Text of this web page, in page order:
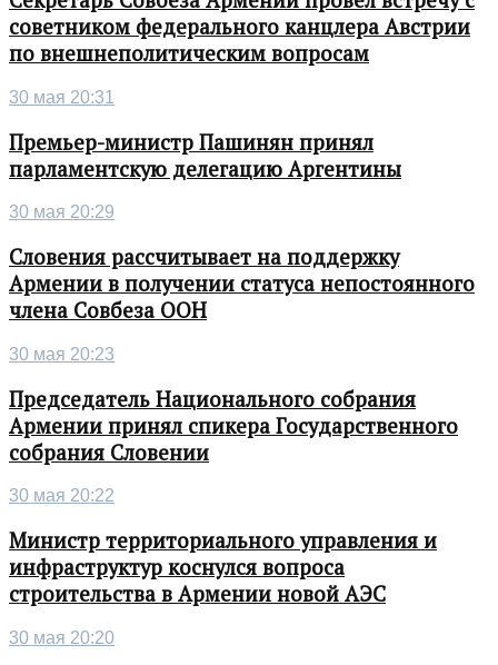
советником федерального канцлера Австрии
по внешнеполитическим вопросам
30 мая 20:31
Премьер-министр Пашинян принял
парламентскую делегацию Аргентины
30 мая 20:29
Словения рассчитывает на поддержку
Армении в получении статуса непостоянного
члена Совбеза ООН
30 мая 20:23
Председатель Национального собрания
Армении принял спикера Государственного
собрания Словении
30 мая 20:22
Министр территориального управления и
инфраструктур коснулся вопроса
строительства в Армении новой АЭС
30 мая 20:20